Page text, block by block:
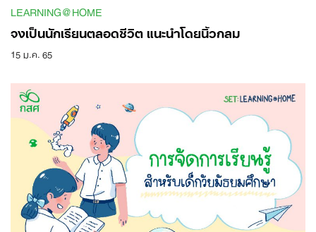
LEARNING@HOME
จงเป็นนักเรียนตลอดชีวิต แนะนำโดยนิ้วกลม
15 ม.ค. 65